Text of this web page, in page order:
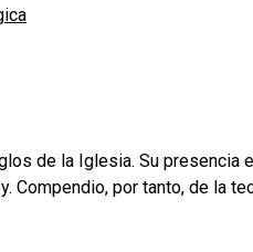
de la Iglesia. Su presencia
Compendio, por tanto, de la